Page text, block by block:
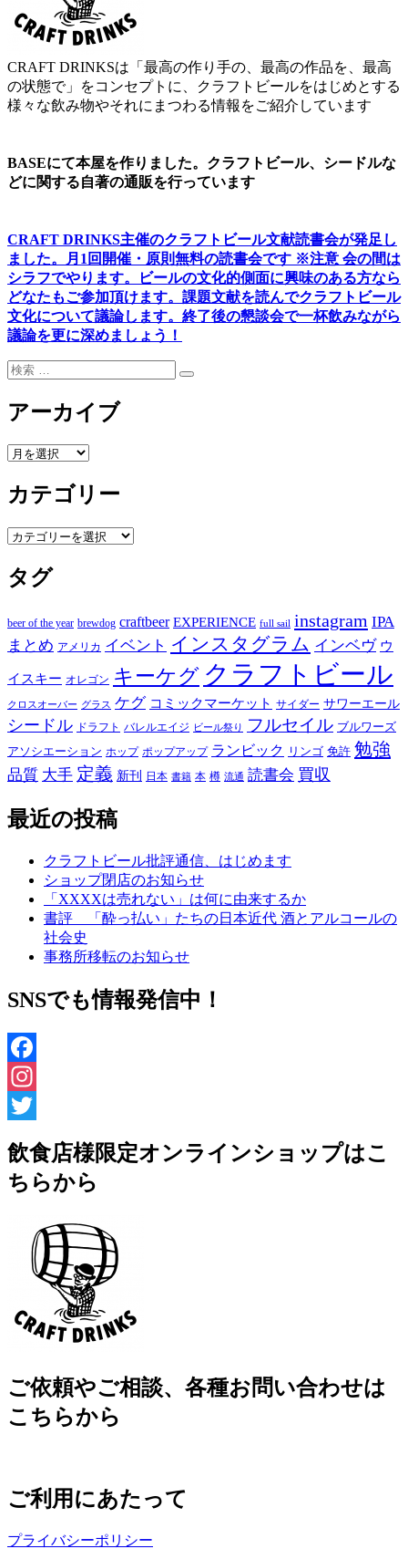
ョ
ン
CRAFT DRINKSは「最高の作り手の、最高の作品を、最高
の状態で」をコンセプトに、クラフトビールをはじめとする
様々な飲み物やそれにまつわる情報をご紹介しています
BASEにて本屋を作りました。クラフトビール、シードルな
どに関する自著の通販を行っています
CRAFT DRINKS主催のクラフトビール文献読書会が発足し
ました。
月1回開催・原則無料の読書会です ※注意 会の間は
シラフでやります。
ビールの文化的側面に興味のある方なら
どなたもご参加頂けます。 課題文献を読んでクラフトビール
文化について議論します。 終了後の懇談会で一杯飲みながら
議論を更に深めましょう！
検
検
アーカイブ
ア
カ
イ
ブ
カテゴリー
カ
ゴ
リ
タグ
beer of the year brewdog craftbeer EXPERIENCE full sail instagram IPA
まとめ アメリカ イベント インスタグラム インベヴ ウ
イスキー オレゴン キーケグ クラフトビール
クロスオーバー グラス ケグ コミックマーケット サイダー サワーエール
シードル ドラフト バレルエイジ ビール祭り フルセイル ブルワーズ
アソシエーション ホップ ポップアップ ランビック リンゴ 免許 勉強
品質 大手 定義 新刊 日本 書籍 本 樽 流通 読書会 買収
最近の投稿
クラフトビール批評通信、はじめます
ショップ閉店のお知らせ
「XXXXは売れない」は何に由来するか
書評 「酔っ払い」たちの日本近代 酒とアルコールの
社会史
事務所移転のお知らせ
SNSでも情報発信中！
Facebook
Instagram
飲食店様限定オンラインショップはこ
ちらから
ご依頼やご相談、各種お問い合わせは
こちらから
ご利用にあたって
プライバシーポリシー